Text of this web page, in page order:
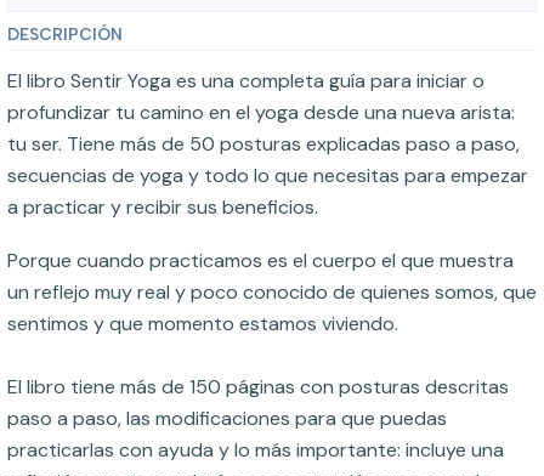
DESCRIPCIÓN
El libro Sentir Yoga es una completa guía para iniciar o
profundizar tu camino en el yoga desde una nueva arista:
tu ser. Tiene más de 50 posturas explicadas paso a paso,
secuencias de yoga y todo lo que necesitas para empezar
a practicar y recibir sus beneficios.
Porque cuando practicamos es el cuerpo el que muestra
un reflejo muy real y poco conocido de quienes somos, que
sentimos y que momento estamos viviendo.
El libro tiene más de 150 páginas con posturas descritas
paso a paso, las modificaciones para que puedas
practicarlas con ayuda y lo más importante: incluye una